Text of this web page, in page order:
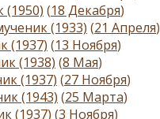
(1950) (18 Декабря)
(1933) (21 Апреля)
(1937) (13 Ноября)
(1938) (8 Мая)
(1937) (27 Ноября)
(1943) (25 Марта)
(1937) (3 Ноября)